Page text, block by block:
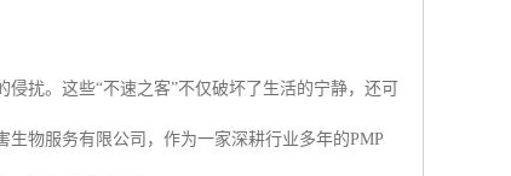
扰。这些“不速之客”不仅破坏了生活的宁静，还可
物服务有限公司，作为一家深耕行业多年的PMP